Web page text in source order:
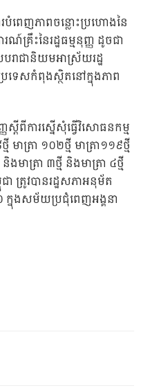
បំពេញភាពចន្លោះប្រហោងនៃ
រឹះនៃរដ្ឋធម្មនុញ្ញ ដូចជា
រាជានិយមអាស្រ័យរដ្ឋ
ទេសកំពុងស្ថិតនៅក្នុងភាព
តីពីការស្នើសុំធ្វើវិសោធនកម្ម
មាត្រា ១០២ថ្មី មាត្រា១១៩ថ្មី
មាត្រា ៣ថ្មី និងមាត្រា ៤ថ្មី
ា ត្រូវបានរដ្ឋសភាអនុម័ត
នុងសម័យប្រជុំពេញអង្គនា